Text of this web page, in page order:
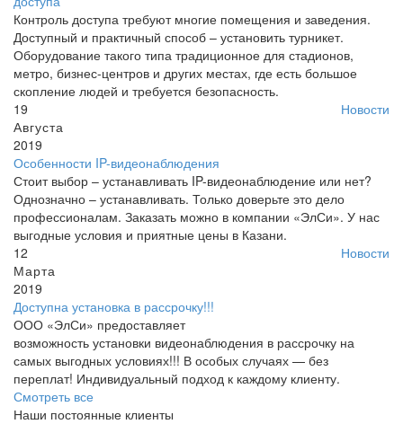
Контроль доступа требуют многие помещения и заведения.
Доступный и практичный способ – установить турникет.
Оборудование такого типа традиционное для стадионов,
метро, бизнес-центров и других местах, где есть большое
скопление людей и требуется безопасность.
19
Августа
2019
Новости
Особенности IP-видеонаблюдения
Стоит выбор – устанавливать IP-видеонаблюдение или нет?
Однозначно – устанавливать. Только доверьте это дело
профессионалам. Заказать можно в компании «ЭлСи». У нас
выгодные условия и приятные цены в Казани.
12
Марта
2019
Новости
Доступна установка в рассрочку!!!
ООО «ЭлСи» предоставляет
возможность установки видеонаблюдения в рассрочку на
самых выгодных условиях!!! В особых случаях — без
переплат! Индивидуальный подход к каждому клиенту.
Смотреть все
Наши постоянные клиенты